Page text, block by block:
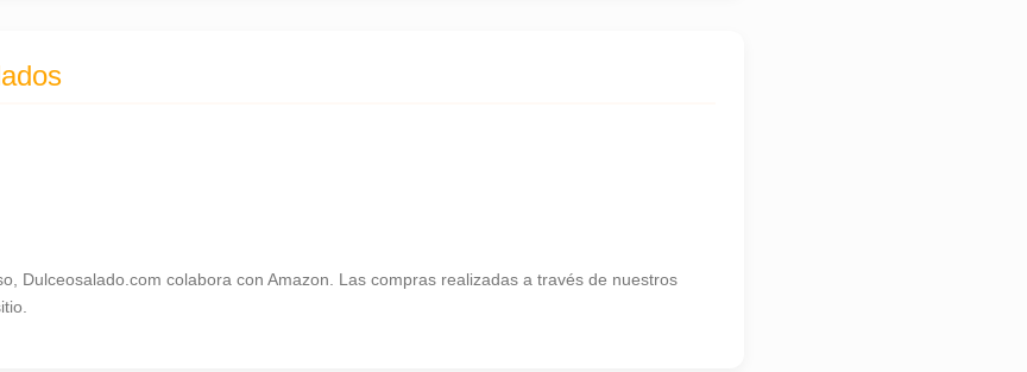
Dulceosalado.com colabora con Amazon. Las compras realizadas a través de nuestros